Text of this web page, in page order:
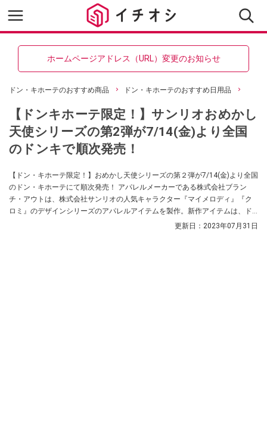
ホームページアドレス（URL）変更のお知らせ
ドン・キホーテのおすすめ商品 ドン・キホーテのおすすめ日用品
【ドンキホーテ限定！】サンリオおめかし
天使シリーズの第2弾が7/14(金)より全国
のドンキで順次発売！
【ドン・キホーテ限定！】おめかし天使シリーズの第２弾が7/14(金)より全国
のドン・キホーテにて順次発売！ アパレルメーカーである株式会社ブラン
チ・アウトは、株式会社サンリオの人気キャラクター『マイメロディ』『ク
ロミ』のデザインシリーズのアパレルアイテムを製作。新作アイテムは、ド
更新日： 2023年07月31日